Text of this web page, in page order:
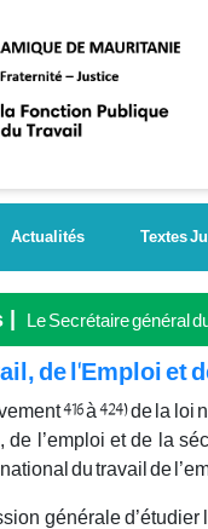
Actualités Textes
Le Secrétaire général
de l'Emploi et
416 à 424) de la loi
l’emploi et de la
du travail de
générale